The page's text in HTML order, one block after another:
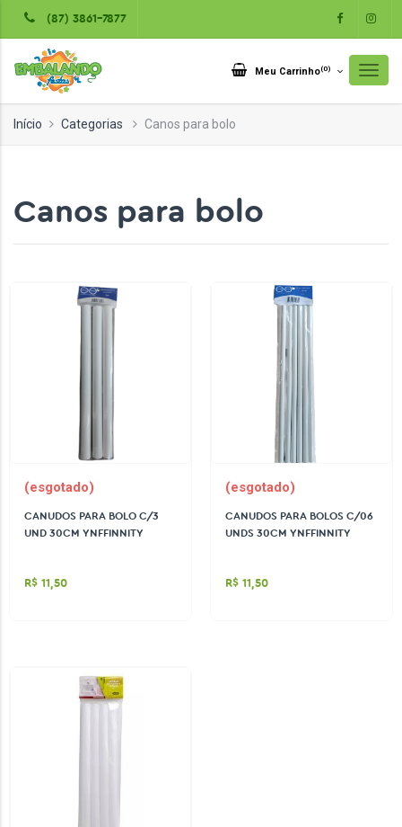
(87) 3861-7877
Meu Carrinho(0)
Início Categorias Canos para bolo
Canos para bolo
(esgotado)
CANUDOS PARA BOLO C/3
UND 30CM YNFFINNITY
R$ 11,50
(esgotado)
CANUDOS PARA BOLOS C/06
UNDS 30CM YNFFINNITY
R$ 11,50